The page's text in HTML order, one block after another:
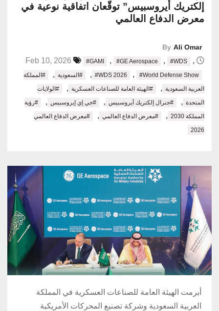
إلكتريك أيروسبيس” توقّعان اتفاقية نوعية في
معرض الدفاع العالمي
By Ali Omar
#GAMI , #GE Aerospace , #WDS ,
#WDS 2026 , #World Defense Show
, #السعودية ,
#المملكة
العربية السعودية , #الهيئة العامة للصناعات العسكرية ,
#الولايات
المتحدة , #جنرال إلكتريك أيروسبيس , #جي إي إيروسبيس ,
#رؤية
المملكة 2030
, #معرض الدفاع العالمي ,
#معرض الدفاع العالمي
2026
أبرمت الهيئة العامة للصناعات العسكرية في المملكة
العربية السعودية وشركة تصنيع المحركات الأمريكية